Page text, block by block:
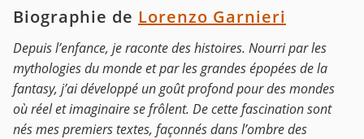
Biographie de Lorenzo Garnieri
Depuis l’enfance, je raconte des histoires. Nourri par les
mythologies du monde et par les grandes épopées de la
fantasy, j’ai développé un goût profond pour des mondes
où réel et imaginaire se frôlent. De cette fascination sont
nés mes premiers textes, façonnés dans l’ombre des